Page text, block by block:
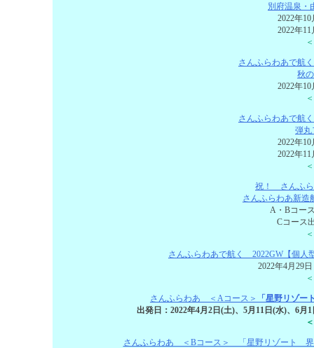
別府温泉・
2022年
2022年
さんふらわあで航
秋
2022年
さんふらわあで航
弾
2022年
2022年
祝！ さんふ
さんふらわあ新
A・Bコー
Cコース
さんふらわあで航く 2022GW【個人
2022年4月29
さんふらわあ ＜Aコース＞
「星野リゾ
出発日：2022年4月2日(土)、5月11日(水)、6月
さんふらわあ ＜Bコース＞ 「星野リゾート